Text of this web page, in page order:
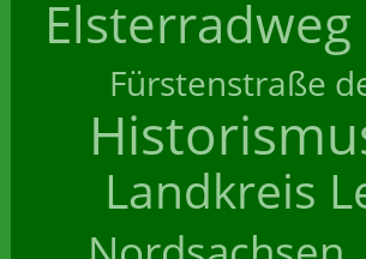
Elsterradweg
Fürstenstraße
Landkreis